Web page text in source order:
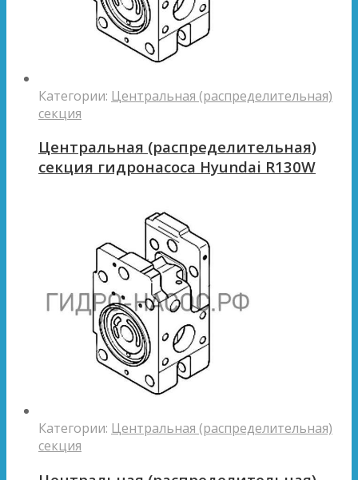
Категории: Центральная (распределительная)
секция
Центральная (распределительная)
секция гидронасоса Hyundai R130W
Категории: Центральная (распределительная)
секция